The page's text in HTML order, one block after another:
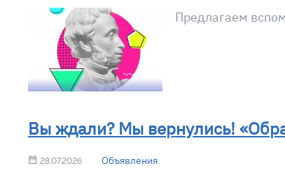
Предлагаем
Вы ждали? Мы вернулись!
28.07.2026 Объявления